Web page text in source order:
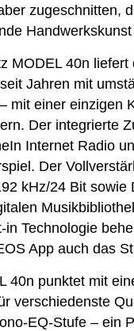
zugeschnitten,
MODEL 40n
Jahren mit
mit einer einzigen
Der integrierte
Internet Radio
Der
kHz/24 Bit
in Technologie
App auch das
40n punktet mit
verschiedenste
EQ-Stufe – ein